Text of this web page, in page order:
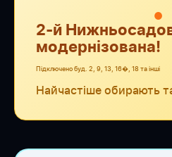
●
2-й
модернізована!
Підключено буд. 2, 9, 13, 16�, 18 та інші
Найчастіше обирають